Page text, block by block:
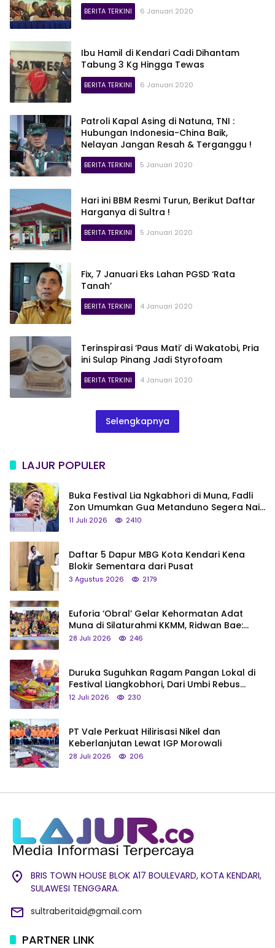
BERITA TERKINI 6 Januari 2020
Ibu Hamil di Kendari Cadi Dihantam
Tabung 3 Kg Hingga Tewas
BERITA TERKINI 6 Januari 2020
Patroli Kapal Asing di Natuna, TNI :
Hubungan Indonesia-China Baik,
Nelayan Jangan Resah & Terganggu !
BERITA TERKINI 5 Januari 2020
Hari ini BBM Resmi Turun, Berikut Daftar
Harganya di Sultra !
BERITA TERKINI 5 Januari 2020
Fix, 7 Januari Eks Lahan PGSD ‘Rata
Tanah’
BERITA TERKINI 4 Januari 2020
Terinspirasi ‘Paus Mati’ di Wakatobi, Pria
ini Sulap Pinang Jadi Styrofoam
BERITA TERKINI 4 Januari 2020
Selengkapnya
LAJUR POPULER
Buka Festival Lia Ngkabhori di Muna, Fadli
Zon Umumkan Gua Metanduno Segera Naik
Status Jadi Cagar Budaya Nasional
11 Juli 2026 2410
Daftar 5 Dapur MBG Kota Kendari Kena
Blokir Sementara dari Pusat
3 Agustus 2026 2179
Euforia ‘Obral’ Gelar Kehormatan Adat
Muna di Silaturahmi KKMM, Ridwan Bae:
Saya Bukan Tipe Begitu, Belum Pantas!
28 Juli 2026 246
Duruka Suguhkan Ragam Pangan Lokal di
Festival Liangkobhori, Dari Umbi Rebus
hingga Tumpeng Beras Muna
12 Juli 2026 230
PT Vale Perkuat Hilirisasi Nikel dan
Keberlanjutan Lewat IGP Morowali
28 Juli 2026 206
BRIS TOWN HOUSE BLOK A17 BOULEVARD, KOTA KENDARI,
SULAWESI TENGGARA.
sultraberitaid@gmail.com
PARTNER LINK